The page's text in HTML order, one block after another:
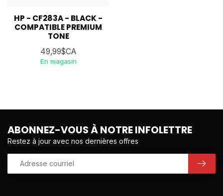
HP - CF283A - BLACK -
COMPATIBLE PREMIUM
TONE
49,99$CA
En magasin
ABONNEZ-VOUS À NOTRE INFOLETTRE
Restez à jour avec nos dernières offres